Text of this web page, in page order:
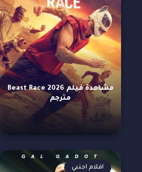
مشاهدة فيلم Beast Race 2026
مترجم
افلام اجنبي